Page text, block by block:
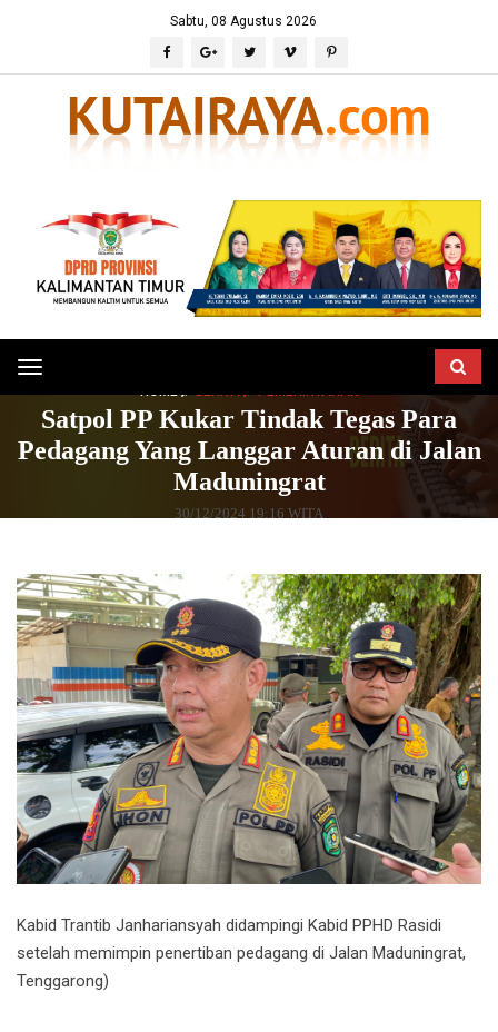
Sabtu, 08 Agustus 2026
Toggle
navigation
Satpol PP Kukar Tindak Tegas Para
Pedagang Yang Langgar Aturan di Jalan
Maduningrat
30/12/2024 19:16 WITA
Kabid Trantib Janhariansyah didampingi Kabid PPHD Rasidi
setelah memimpin penertiban pedagang di Jalan Maduningrat,
Tenggarong)